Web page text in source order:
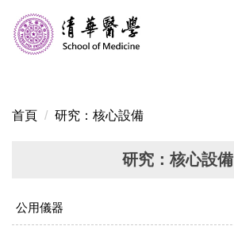
到
主
容
首頁 研究：核心設備
研究：核心設備
公用儀器